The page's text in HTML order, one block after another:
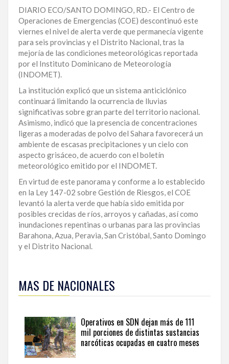
NACIONAL
SANTO
DOMINGO
SANTIAGO
SAN
JUAN
LA
ALTAGRACIA
PUERTO
PLATA
CONTÁCTENOS
DIARIO ECO/SANTO DOMINGO, RD.- El Centro de
Operaciones de Emergencias (COE) descontinuó este
viernes el nivel de alerta verde que permanecía vigente
para seis provincias y el Distrito Nacional, tras la
mejoría de las condiciones meteorológicas reportada
por el Instituto Dominicano de Meteorología
(INDOMET).
La institución explicó que un sistema anticiclónico
continuará limitando la ocurrencia de lluvias
significativas sobre gran parte del territorio nacional.
Asimismo, indicó que la presencia de concentraciones
ligeras a moderadas de polvo del Sahara favorecerá un
ambiente de escasas precipitaciones y un cielo con
aspecto grisáceo, de acuerdo con el boletín
meteorológico emitido por el INDOMET.
En virtud de este panorama y conforme a lo establecido
en la Ley 147-02 sobre Gestión de Riesgos, el COE
levantó la alerta verde que había sido emitida por
posibles crecidas de ríos, arroyos y cañadas, así como
inundaciones repentinas o urbanas para las provincias
Barahona, Azua, Peravia, San Cristóbal, Santo Domingo
y el Distrito Nacional.
esta
información
seguir
actualidad
del
país
MAS DE NACIONALES
Operativos en SDN dejan más de 111
mil porciones de distintas sustancias
narcóticas ocupadas en cuatro meses